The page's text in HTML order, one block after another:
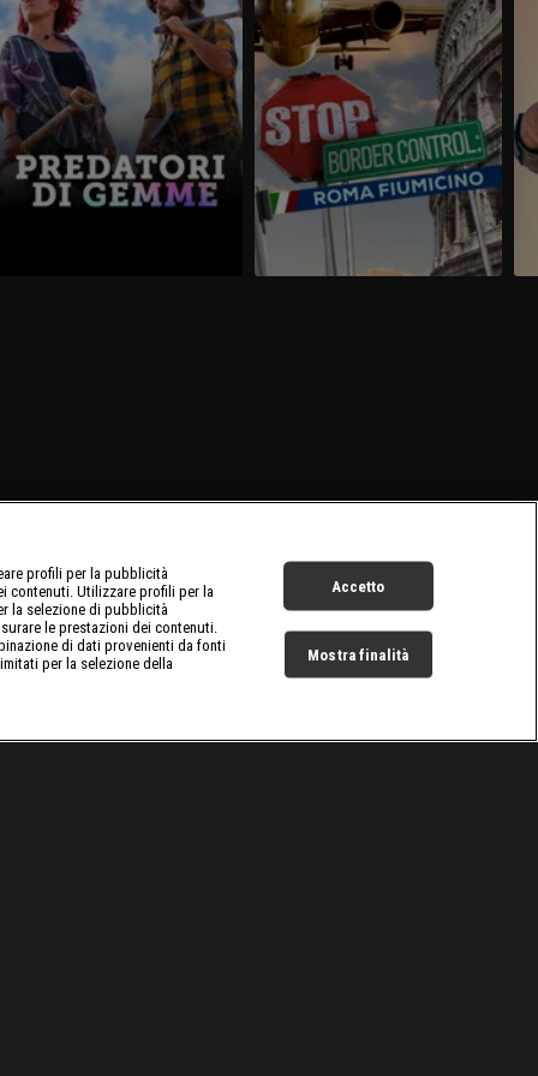
profili per la pubblicità
contenuti. Utilizzare profili per la
la selezione di pubblicità
le prestazioni dei contenuti.
di dati provenienti da fonti
per la selezione della
Accetto
Mostra finalità